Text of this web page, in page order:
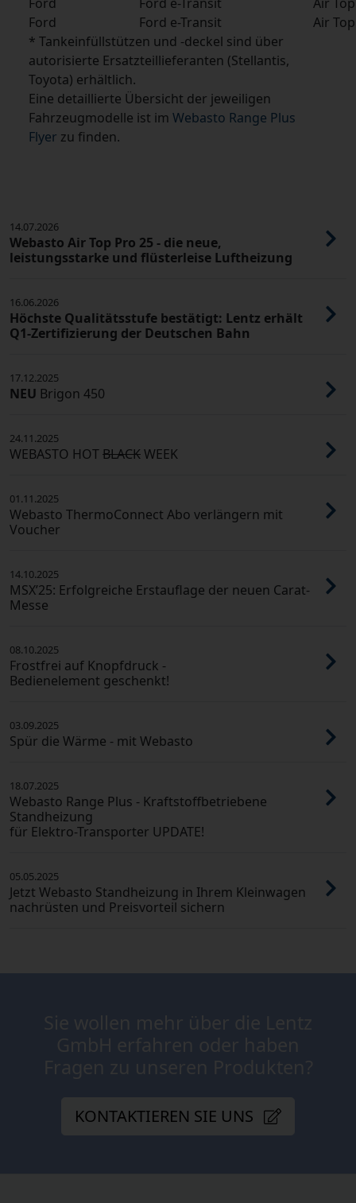
Ford
Ford e-Transit
Air
* Tankeinfüllstützen und -deckel sind über
autorisierte Ersatzteillieferanten (Stellantis,
Toyota) erhältlich.
Eine detaillierte Übersicht der jeweiligen
Fahrzeugmodelle ist im Webasto Range Plus
Flyer zu finden.
14.07.2026
Webasto Air Top Pro 25 - die neue,
leistungsstarke und flüsterleise Luftheizung
16.06.2026
Höchste Qualitätsstufe bestätigt: Lentz erhält
Q1-Zertifizierung der Deutschen Bahn
17.12.2025
NEU Brigon 450
24.11.2025
WEBASTO HOTBLACKWEEK
01.11.2025
Webasto ThermoConnect Abo verlängern mit
Voucher
14.10.2025
MSX’25: Erfolgreiche Erstauflage der neuen Carat-
Messe
08.10.2025
Frostfrei auf Knopfdruck -
Bedienelement geschenkt!
03.09.2025
Spür die Wärme - mit Webasto
18.07.2025
Webasto Range Plus - Kraftstoffbetriebene
Standheizung
für Elektro-Transporter UPDATE!
05.05.2025
Jetzt Webasto Standheizung in Ihrem Kleinwagen
nachrüsten und Preisvorteil sichern
KONTAKTIEREN SIE UNS